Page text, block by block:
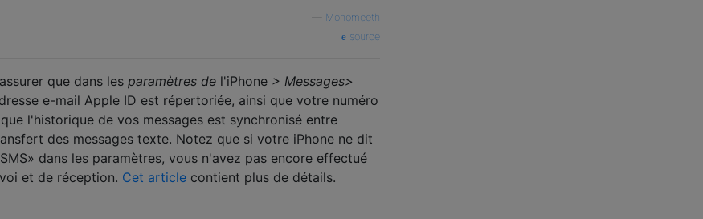
Monomeeth
source
que dans les paramètres de l'iPhone > Messages>
e-mail Apple ID est répertoriée, ainsi que votre numéro
l'historique de vos messages est synchronisé entre
des messages texte. Notez que si votre iPhone ne dit
dans les paramètres, vous n'avez pas encore effectué
et de réception. Cet article contient plus de détails.